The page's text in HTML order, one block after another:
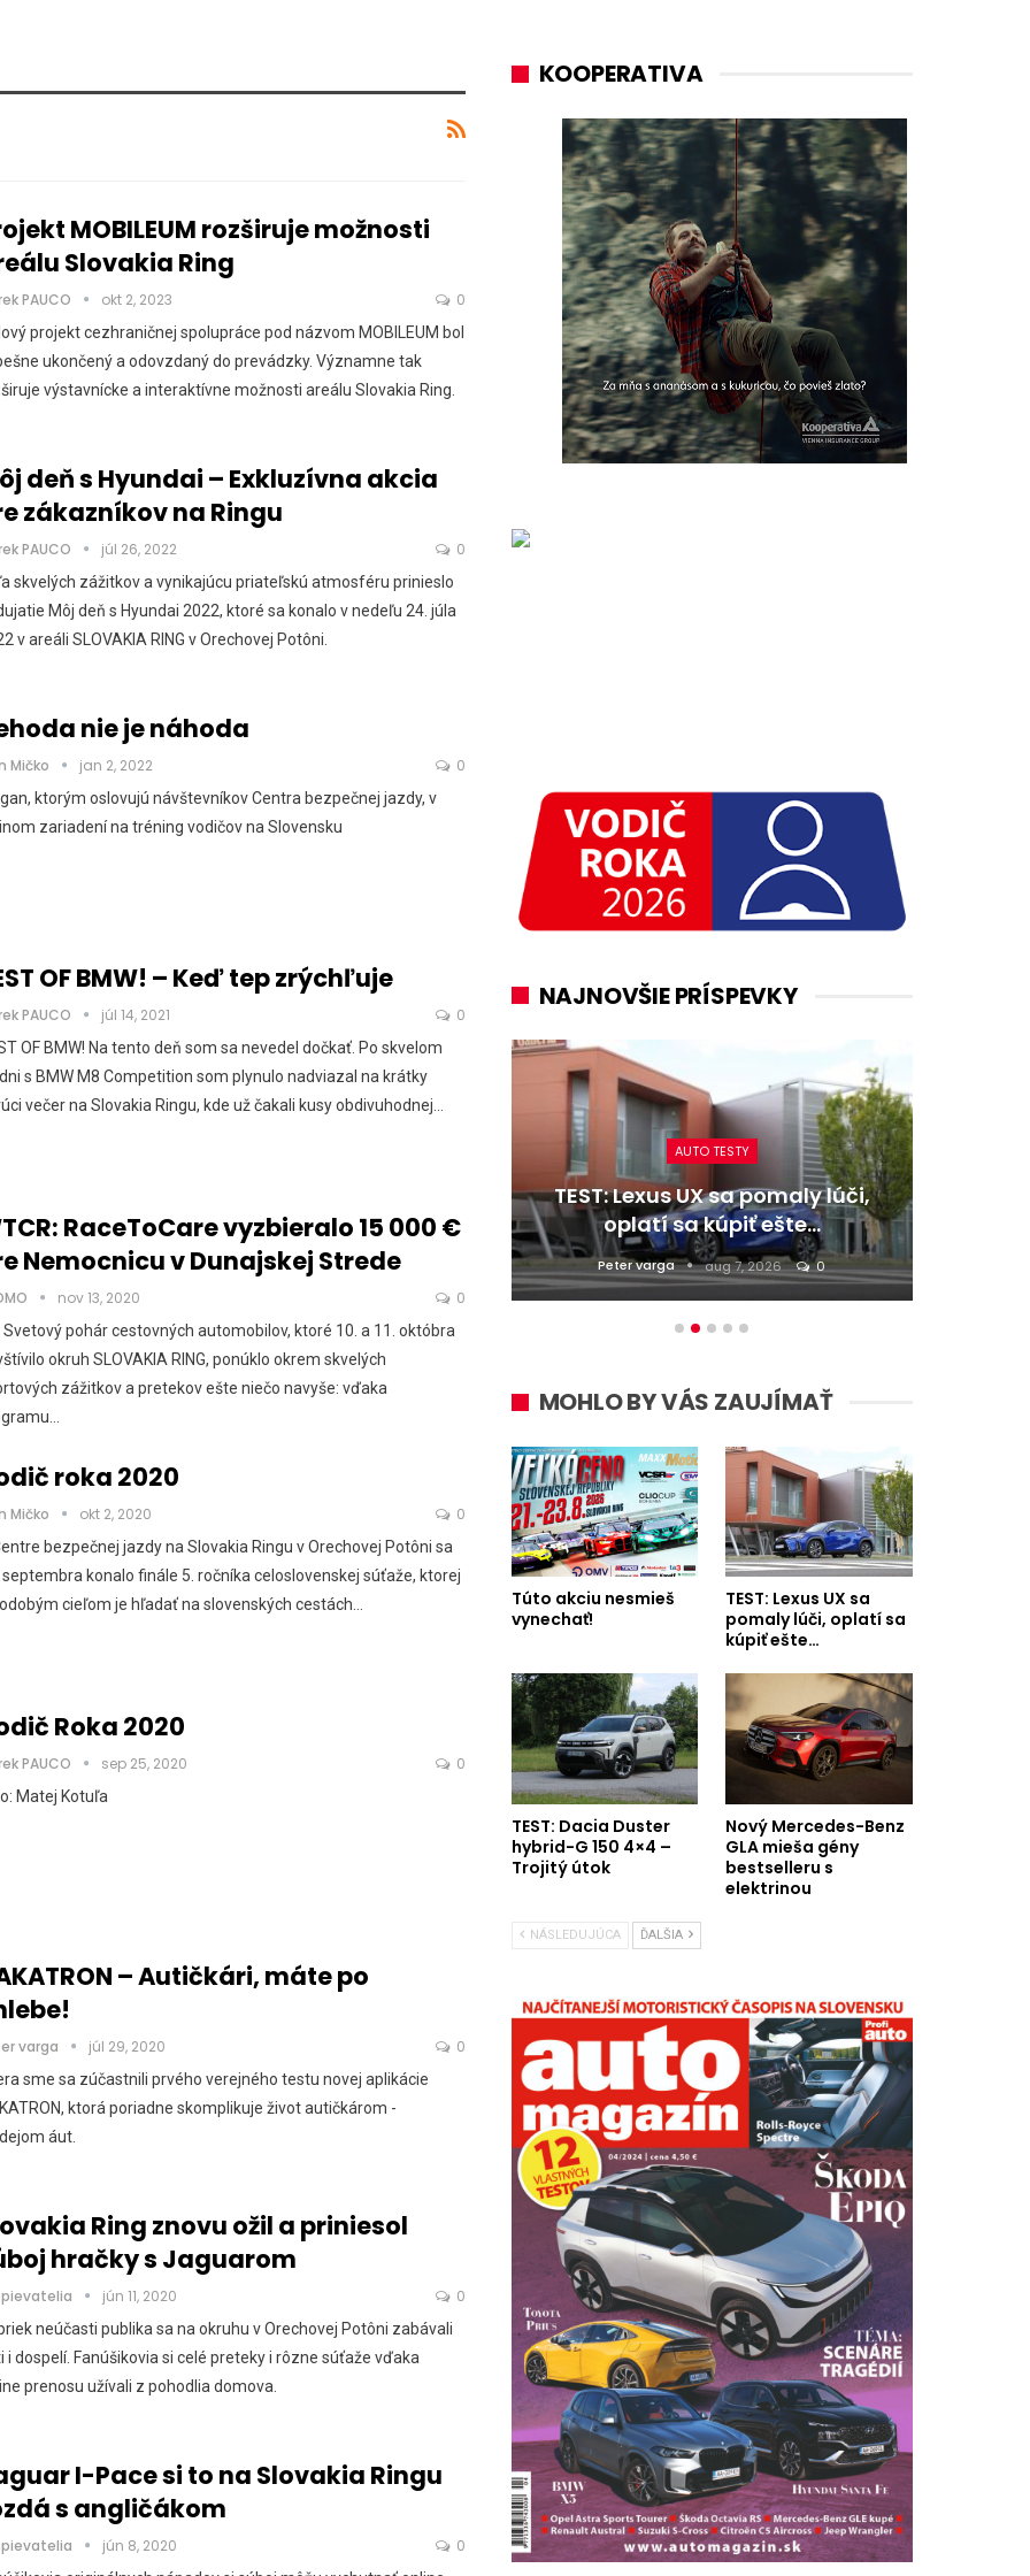
MOBILEUM rozširuje možnosti
Slovakia Ring
PAUCO okt 2, 2023 0
projekt cezhraničnej spolupráce pod názvom MOBILEUM bol
ukončený a odovzdaný do prevádzky. Významne tak
výstavnícke a interaktívne možnosti areálu Slovakia Ring.
deň s Hyundai – Exkluzívna akcia
zákazníkov na Ringu
PAUCO júl 26, 2022 0
skvelých zážitkov a vynikajúcu priateľskú atmosféru prinieslo
Môj deň s Hyundai 2022, ktoré sa konalo v nedeľu 24. júla
v areáli SLOVAKIA RING v Orechovej Potôni.
nie je náhoda
Mičko jan 2, 2022 0
ktorým oslovujú návštevníkov Centra bezpečnej jazdy, v
zariadení na tréning vodičov na Slovensku
OF BMW! – Keď tep zrýchľuje
PAUCO júl 14, 2021 0
OF BMW! Na tento deň som sa nevedel dočkať. Po skvelom
s BMW M8 Competition som plynulo nadviazal na krátky
večer na Slovakia Ringu, kde už čakali kusy obdivuhodnej…
RaceToCare vyzbieralo 15 000 €
Nemocnicu v Dunajskej Strede
nov 13, 2020 0
Svetový pohár cestovných automobilov, ktoré 10. a 11. októbra
okruh SLOVAKIA RING, ponúklo okrem skvelých
zážitkov a pretekov ešte niečo navyše: vďaka
roka 2020
Mičko okt 2, 2020 0
bezpečnej jazdy na Slovakia Ringu v Orechovej Potôni sa
septembra konalo finále 5. ročníka celoslovenskej súťaže, ktorej
cieľom je hľadať na slovenských cestách…
Roka 2020
PAUCO sep 25, 2020 0
Matej Kotuľa
– Autičkári, máte po
varga júl 29, 2020 0
sme sa zúčastnili prvého verejného testu novej aplikácie
ktorá poriadne skomplikuje život autičkárom -
áut.
Ring znovu ožil a priniesol
hračky s Jaguarom
jún 11, 2020 0
neúčasti publika sa na okruhu v Orechovej Potôni zabávali
i dospelí. Fanúšikovia si celé preteky i rôzne súťaže vďaka
prenosu užívali z pohodlia domova.
I-Pace si to na Slovakia Ringu
s angličákom
jún 8, 2020 0
KOOPERATIVA
NAJNOVŠIE PRÍSPEVKY
Túto akciu nesmieš vynechať!
Majo Bona aug 7, 2026 0
AUTO TESTY
TEST: Lexus UX sa pomaly lúči,
oplatí sa kúpiť ešte…
Peter varga aug 7, 2026 0
MOHLO BY VÁS ZAUJÍMAŤ
Túto akciu nesmieš
vynechať!
TEST: Lexus UX sa
pomaly lúči, oplatí sa
kúpiť ešte…
TEST: Dacia Duster
hybrid-G 150 4×4 –
Trojitý útok
Nový Mercedes-Benz
GLA mieša gény
bestselleru s
elektrinou
NÁSLEDUJÚCA ĎALŠIA